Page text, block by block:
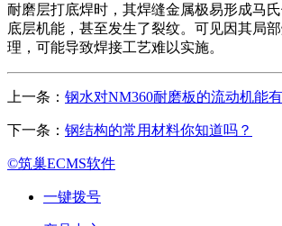
耐磨层打底焊时，其焊缝金属极易形成马
底层机能，甚至发生了裂纹。可见因其局
理，可能导致焊接工艺难以实施。
上一条： 钢水对NM360耐磨板的流动机能
下一条： 钢结构的常用材料你知道吗？
©筑巢ECMS软件
一键拨号